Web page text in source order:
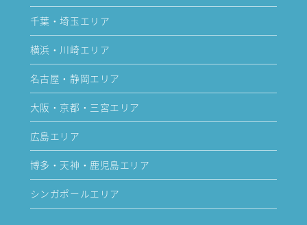
千葉・埼玉エリア
横浜・川崎エリア
名古屋・静岡エリア
大阪・京都・三宮エリア
広島エリア
博多・天神・鹿児島エリア
シンガポールエリア